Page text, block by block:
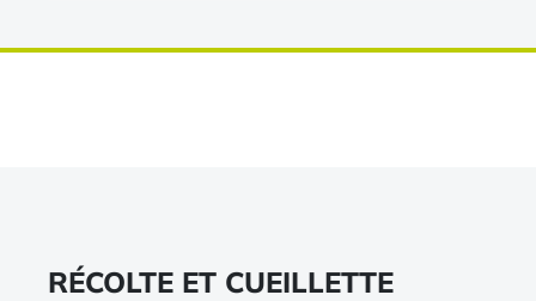
RÉCOLTE ET CUEILLETTE